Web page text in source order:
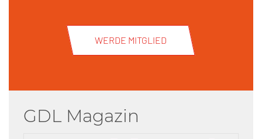
WERDE MITGLIED
GDL Magazin